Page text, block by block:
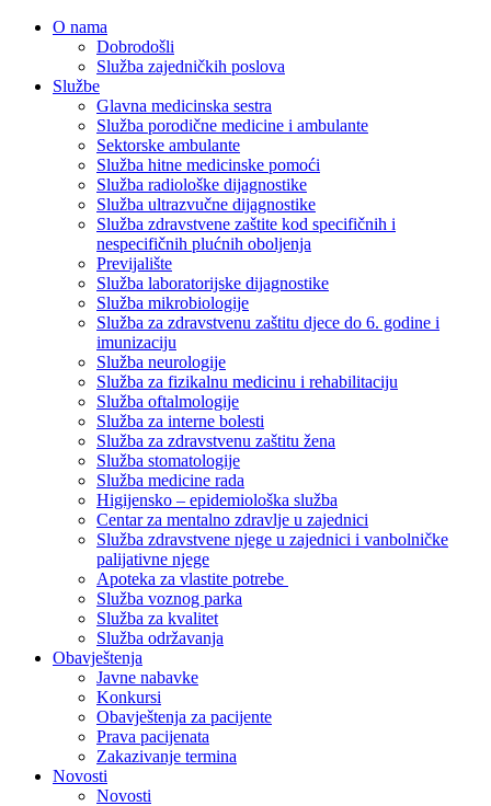
O nama
Dobrodošli
Služba zajedničkih poslova
Službe
Glavna medicinska sestra
Služba porodične medicine i ambulante
Sektorske ambulante
Služba hitne medicinske pomoći
Služba radiološke dijagnostike
Služba ultrazvučne dijagnostike
Služba zdravstvene zaštite kod specifičnih i
nespecifičnih plućnih oboljenja
Previjalište
Služba laboratorijske dijagnostike
Služba mikrobiologije
Služba za zdravstvenu zaštitu djece do 6. godine i
imunizaciju
Služba neurologije
Služba za fizikalnu medicinu i rehabilitaciju
Služba oftalmologije
Služba za interne bolesti
Služba za zdravstvenu zaštitu žena
Služba stomatologije
Služba medicine rada
Higijensko – epidemiološka služba
Centar za mentalno zdravlje u zajednici
Služba zdravstvene njege u zajednici i vanbolničke
palijativne njege
Apoteka za vlastite potrebe
Služba voznog parka
Služba za kvalitet
Služba održavanja
Obavještenja
Javne nabavke
Konkursi
Obavještenja za pacijente
Prava pacijenata
Zakazivanje termina
Novosti
Novosti